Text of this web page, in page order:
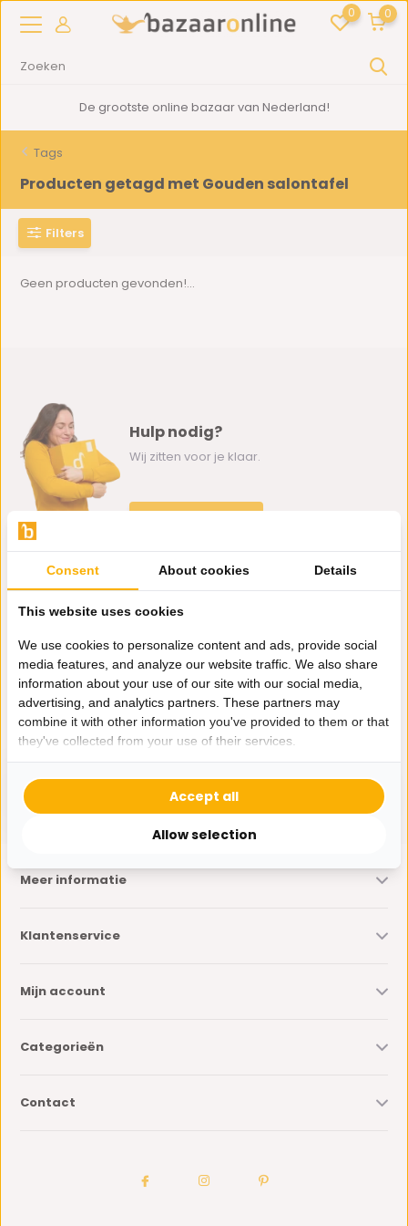
0 0
De grootste online bazaar van Nederland!
Tags
Producten getagd met Gouden salontafel
Filters
Geen producten gevonden!...
Hulp nodig?
Wij zitten voor je klaar.
klantenservice@bazaaronline.nl
Ontvang de nieuwste aanbiedingen en promoties. We zullen
je niet spammen, beloofd.
* Lees hier de wettelijke beperkingen
Meer informatie
Klantenservice
Mijn account
Categorieën
Contact
Consent About cookies Details
This website uses cookies
We use cookies to personalize content and ads, provide social
media features, and analyze our website traffic. We also share
information about your use of our site with our social media,
advertising, and analytics partners. These partners may
combine it with other information you've provided to them or that
they've collected from your use of their services.
Allow selection
Accept all